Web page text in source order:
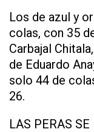
Los de azul y
colas, con 35
Carbajal
de Eduardo
solo 44 de
26.
LAS PERAS